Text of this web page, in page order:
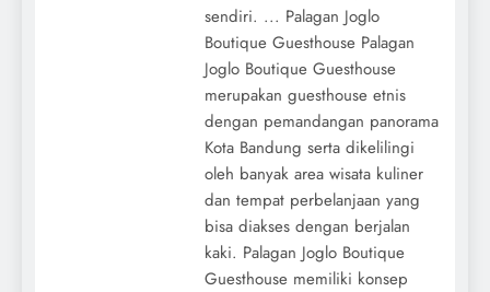
sendiri. ... Palagan Joglo
Boutique Guesthouse Palagan
Joglo Boutique Guesthouse
merupakan guesthouse etnis
dengan pemandangan panorama
Kota Bandung serta dikelilingi
oleh banyak area wisata kuliner
dan tempat perbelanjaan yang
bisa diakses dengan berjalan
kaki. Palagan Joglo Boutique
Guesthouse memiliki konsep